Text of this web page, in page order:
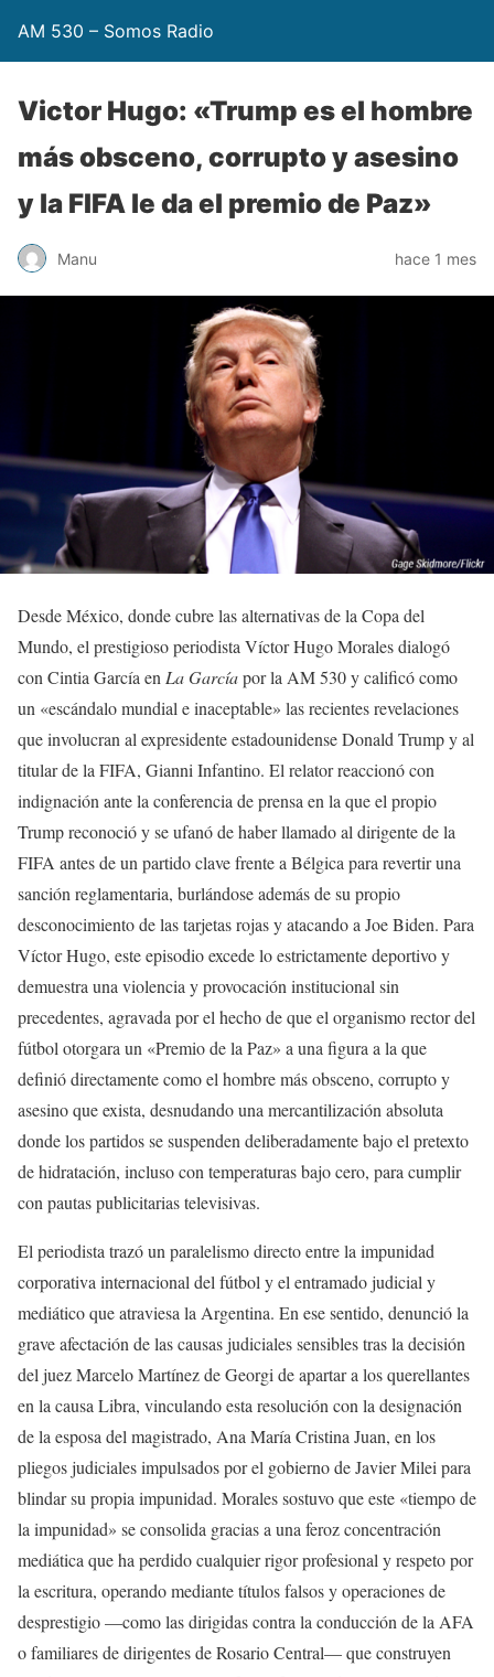
AM 530 – Somos Radio
Victor Hugo: «Trump es el hombre
más obsceno, corrupto y asesino
y la FIFA le da el premio de Paz»
Manu hace 1 mes
Desde México, donde cubre las alternativas de la Copa del
Mundo, el prestigioso periodista Víctor Hugo Morales dialogó
con Cintia García en La Garcíapor la AM 530 y calificó como
un «escándalo mundial e inaceptable» las recientes revelaciones
que involucran al expresidente estadounidense Donald Trump y al
titular de la FIFA, Gianni Infantino. El relator reaccionó con
indignación ante la conferencia de prensa en la que el propio
Trump reconoció y se ufanó de haber llamado al dirigente de la
FIFA antes de un partido clave frente a Bélgica para revertir una
sanción reglamentaria, burlándose además de su propio
desconocimiento de las tarjetas rojas y atacando a Joe Biden. Para
Víctor Hugo, este episodio excede lo estrictamente deportivo y
demuestra una violencia y provocación institucional sin
precedentes, agravada por el hecho de que el organismo rector del
fútbol otorgara un «Premio de la Paz» a una figura a la que
definió directamente como el hombre más obsceno, corrupto y
asesino que exista, desnudando una mercantilización absoluta
donde los partidos se suspenden deliberadamente bajo el pretexto
de hidratación, incluso con temperaturas bajo cero, para cumplir
con pautas publicitarias televisivas.
El periodista trazó un paralelismo directo entre la impunidad
corporativa internacional del fútbol y el entramado judicial y
mediático que atraviesa la Argentina. En ese sentido, denunció la
grave afectación de las causas judiciales sensibles tras la decisión
del juez Marcelo Martínez de Georgi de apartar a los querellantes
en la causa Libra, vinculando esta resolución con la designación
de la esposa del magistrado, Ana María Cristina Juan, en los
pliegos judiciales impulsados por el gobierno de Javier Milei para
blindar su propia impunidad. Morales sostuvo que este «tiempo de
la impunidad» se consolida gracias a una feroz concentración
mediática que ha perdido cualquier rigor profesional y respeto por
la escritura, operando mediante títulos falsos y operaciones de
desprestigio —como las dirigidas contra la conducción de la AFA
o familiares de dirigentes de Rosario Central— que construyen